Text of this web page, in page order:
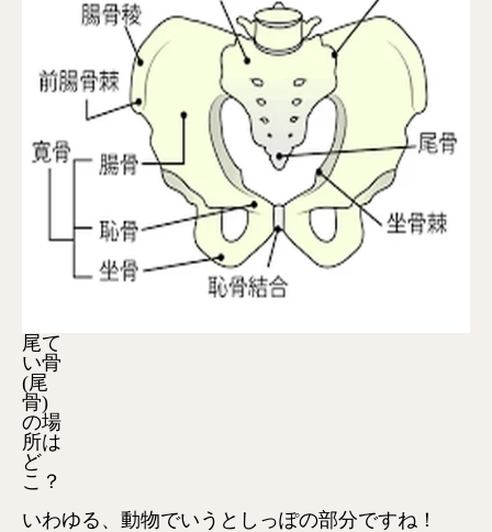
尾て
い骨
(尾
骨)
の場
所は
ど
こ？
いわゆる、動物でいうとしっぽの部分ですね！